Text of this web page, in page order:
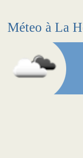
Méteo à La